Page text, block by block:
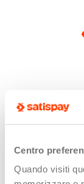
Centro
Quando visiti